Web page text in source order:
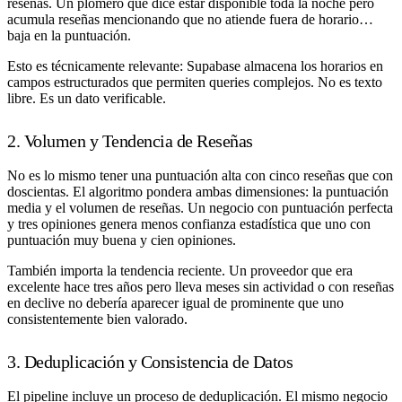
acumula reseñas mencionando que no atiende fuera de horario…
baja en la puntuación.
Esto es técnicamente relevante: Supabase almacena los horarios en
campos estructurados que permiten queries complejos. No es texto
libre. Es un dato verificable.
2. Volumen y Tendencia de Reseñas
No es lo mismo tener una puntuación alta con cinco reseñas que con
doscientas. El algoritmo pondera ambas dimensiones: la puntuación
media y el volumen de reseñas. Un negocio con puntuación perfecta
y tres opiniones genera menos confianza estadística que uno con
puntuación muy buena y cien opiniones.
También importa la tendencia reciente. Un proveedor que era
excelente hace tres años pero lleva meses sin actividad o con reseñas
en declive no debería aparecer igual de prominente que uno
consistentemente bien valorado.
3. Deduplicación y Consistencia de Datos
El pipeline incluye un proceso de deduplicación. El mismo negocio